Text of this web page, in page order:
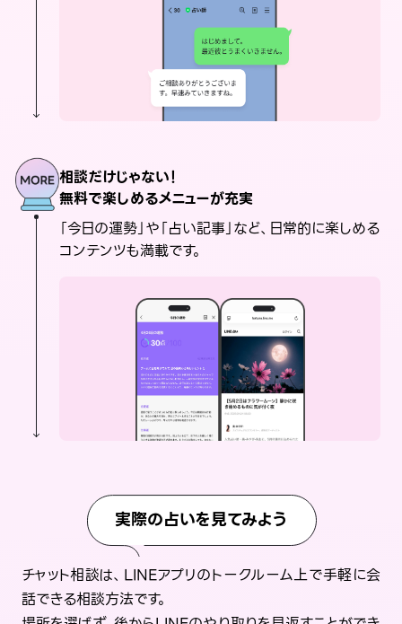
相談だけじゃない！
無料で楽しめるメニューが充実
「今日の運勢」や「占い記事」など、日常的に楽しめる
コンテンツも満載です。
実際の占いを見てみよう
チャット相談は、LINEアプリのトークルーム上で手軽に会
話できる相談方法です。